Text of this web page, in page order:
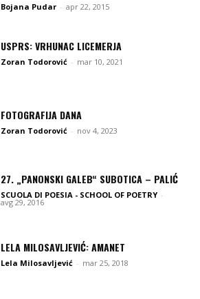
Bojana Pudar - apr 22, 2015
USPRS: VRHUNAC LICEMERJA
Zoran Todorović - mar 10, 2021
FOTOGRAFIJA DANA
Zoran Todorović - nov 4, 2023
27. „PANONSKI GALEB“ SUBOTICA – PALIĆ
SCUOLA DI POESIA - SCHOOL OF POETRY -
avg 29, 2016
LELA MILOSAVLJEVIĆ: AMANET
Lela Milosavljević - mar 25, 2018